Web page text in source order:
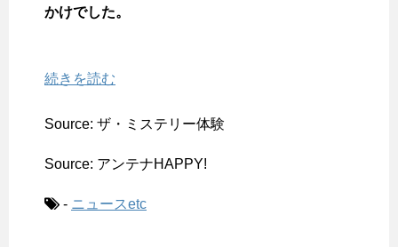
かけでした。
続きを読む
Source: ザ・ミステリー体験
Source: アンテナHAPPY!
- ニュースetc